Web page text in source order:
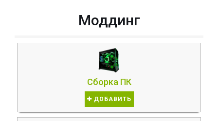
Моддинг
Сборка ПК
ДОБАВИТЬ